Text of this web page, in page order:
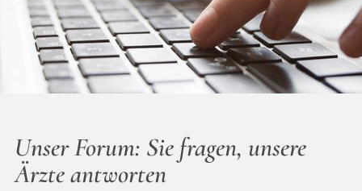
Unser Forum: Sie fragen, unsere
Ärzte antworten